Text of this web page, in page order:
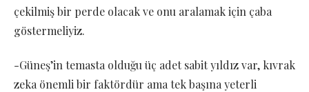
çekilmiş bir perde olacak ve onu aralamak için çaba
göstermeliyiz.
-Güneş’in temasta olduğu üç adet sabit yıldız var, kıvrak
zeka önemli bir faktördür ama tek başına yeterli